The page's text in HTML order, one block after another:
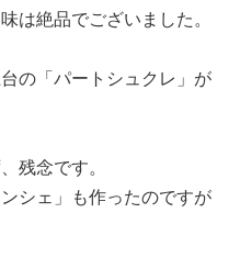
は絶品でございました。
の「パートシュクレ」が
残念です。
シェ」も作ったのですが